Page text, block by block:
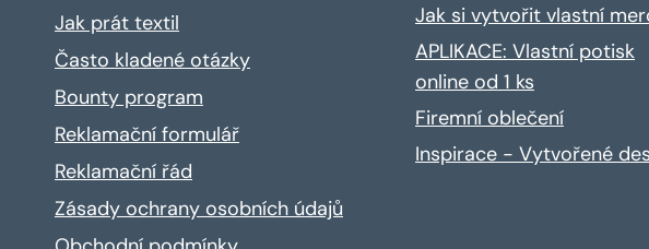
Jak prát textil
Často kladené otázky
Bounty program
Reklamační formulář
Reklamační řád
Zásady ochrany osobních údajů
Jak si vytvořit vlastní
APLIKACE: Vlastní potisk
online od 1 ks
Firemní oblečení
Inspirace - Vytvořené